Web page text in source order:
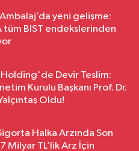
yeni gelişme:
tüm BIST endekslerinden
Devir Teslim:
Kurulu Başkanı Prof. Dr.
Oldu!
Halka Arzında Son
Milyar TL’lik Arz İçin